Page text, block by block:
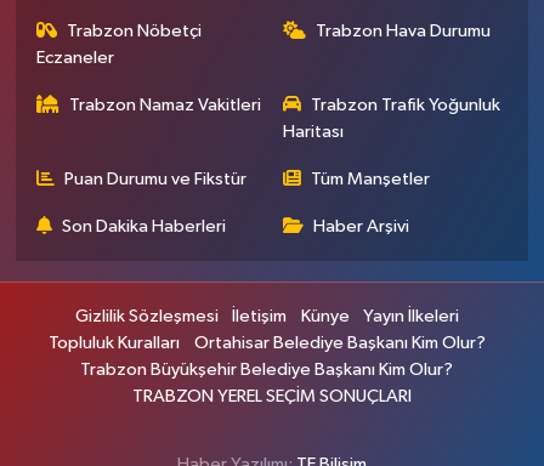
Trabzon Nöbetçi
Eczaneler
Trabzon Hava Durumu
Trabzon Namaz Vakitleri
Trabzon Trafik Yoğunluk
Haritası
Puan Durumu ve Fikstür Tüm Manşetler
Son Dakika Haberleri Haber Arşivi
Gizlilik Sözleşmesi İletişim Künye
Yayın İlkeleri
Topluluk Kuralları
Ortahisar Belediye Başkanı Kim Olur?
Trabzon Büyükşehir Belediye Başkanı Kim Olur?
TRABZON YEREL SEÇİM SONUÇLARI